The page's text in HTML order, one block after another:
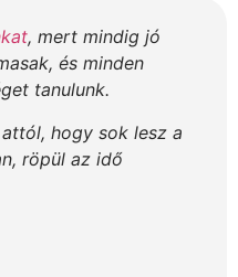
, mert mindig jó
és minden
tanulunk.
hogy sok lesz a
röpül az idő